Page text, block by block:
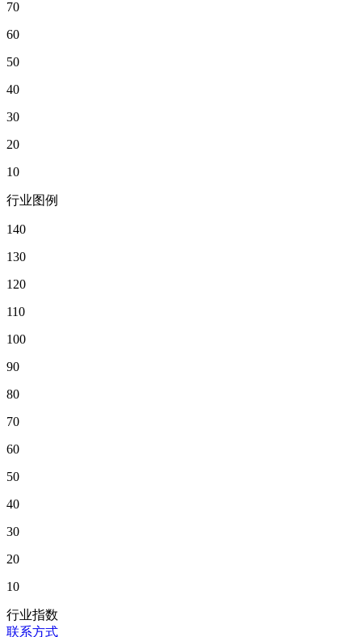
70
60
50
40
30
20
10
行业图例
140
130
120
110
100
90
80
70
60
50
40
30
20
10
行业指数
联系方式